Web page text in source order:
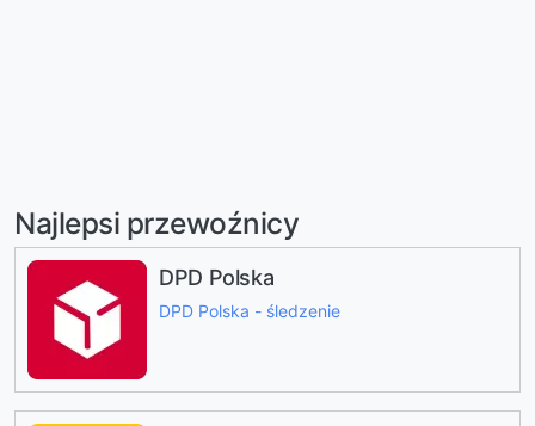
Najlepsi przewoźnicy
DPD Polska
DPD Polska - śledzenie